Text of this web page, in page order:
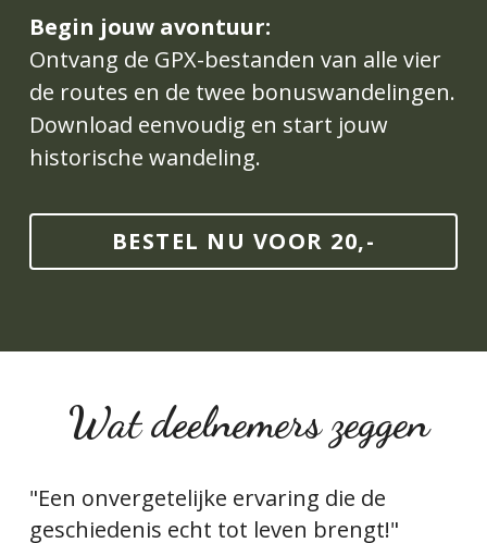
Begin jouw avontuur:
Ontvang de GPX-bestanden van alle vier
de routes en de twee bonuswandelingen.
Download eenvoudig en start jouw
historische wandeling.
BESTEL NU VOOR 20,-
Wat deelnemers zeggen
"Een onvergetelijke ervaring die de
geschiedenis echt tot leven brengt!"